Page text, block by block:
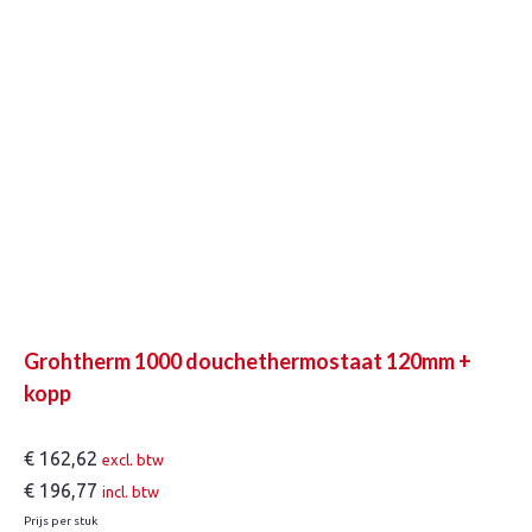
Grohtherm 1000 douchethermostaat 120mm +
kopp
€ 162,62 excl. btw
€ 196,77 incl. btw
Prijs per stuk